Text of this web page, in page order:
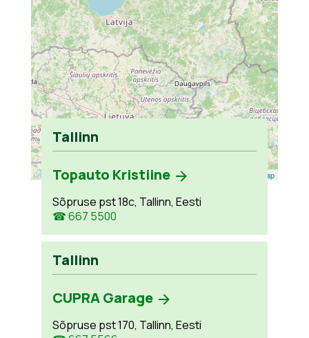
Leaflet OpenStreetMap
Tallinn
Topauto Kristiine
Sõpruse pst 18c, Tallinn, Eesti
☎ 667 5500
Tallinn
CUPRA Garage
Sõpruse pst 170, Tallinn, Eesti